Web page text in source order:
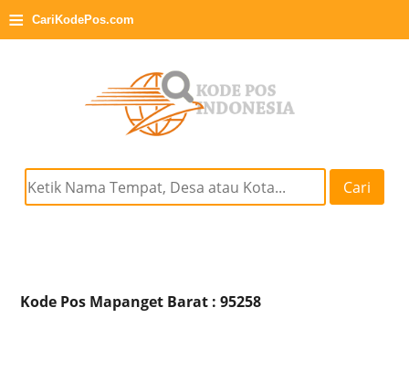
≡ CariKodePos.com
Cari
Kode Pos Mapanget Barat : 95258